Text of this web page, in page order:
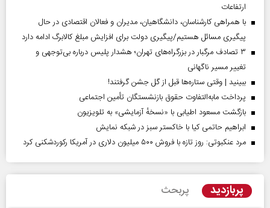
ارتفاعات
با همراهی کارشناسان، دانشگاهیان، مدیران و فعالان اقتصادی در حال
پیگیری مسائل هستیم/پیگیری دولت برای افزایش مبلغ کالابرگ ادامه دارد
۳ تصادف مرگبار در بزرگراه‌های تهران؛ هشدار پلیس درباره بی‌توجهی و
تغییر مسیر ناگهانی
ببینید | وقتی ستاره‌ها قبل از گل جشن گرفتند!
پرداخت مابه‌التفاوت حقوق بازنشستگان تأمین اجتماعی
بازگشت مسعود اطیابی با «نسخهٔ آزمایشی» به تلویزیون
ابراهیم حاتمی کیا با خاکستر سبز در شبکه نمایش
مرد عنکبوتی: روز تازه با فروش ۵۰۰ میلیون دلاری در آمریکا رکوردشکنی کرد
پربازدید پربحث